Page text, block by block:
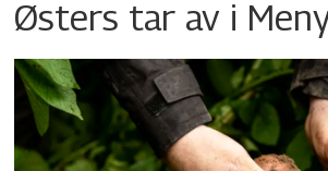
Østers tar av i